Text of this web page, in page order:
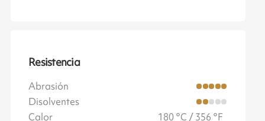
Resistencia
Abrasión
Disolventes
Calor
180 °C / 356 °F